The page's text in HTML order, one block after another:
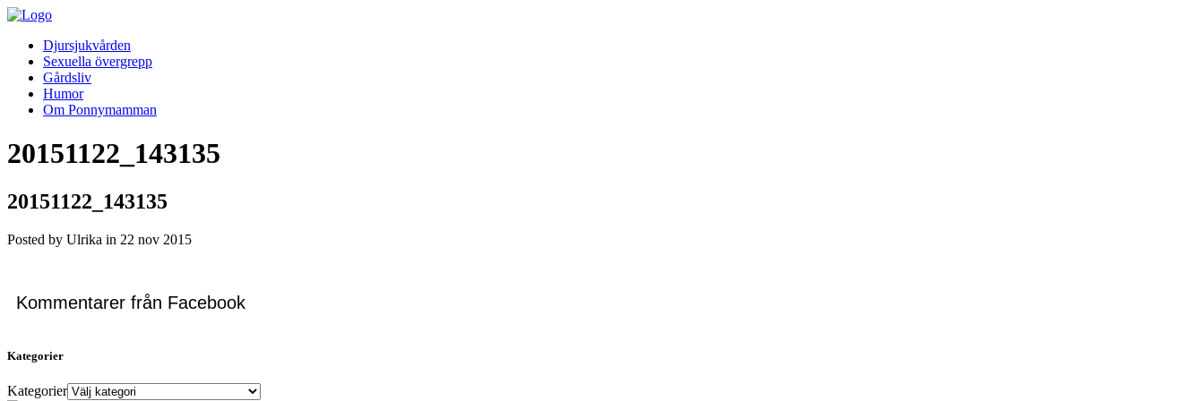
Djursjukvården
Sexuella övergrepp
Gårdsliv
Humor
Om Ponnymamman
20151122_143135
20151122_143135
Posted by Ulrika in 22 nov 2015
Kommentarer från Facebook
Kategorier
Kategorier